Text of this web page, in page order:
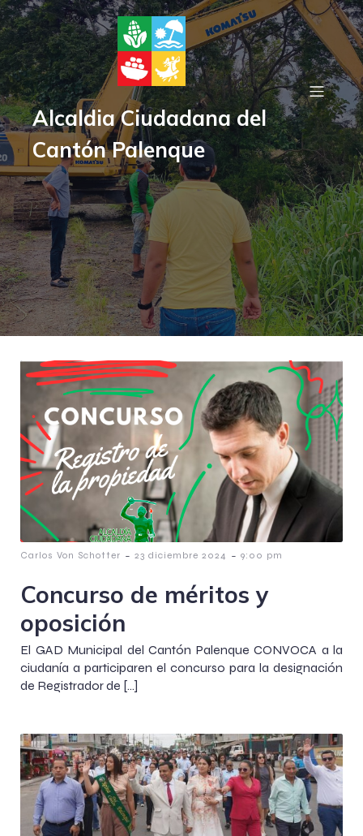
Alcaldia Ciudadana del
Cantón Palenque
Posts byCarlos Von
Schotter
Carlos Von Schotter - 23 diciembre 2024 - 9:00 pm
Concurso de méritos y
oposición
El GAD Municipal del Cantón Palenque CONVOCA a la
ciudanía a participaren el concurso para la designación
de Registrador de […]